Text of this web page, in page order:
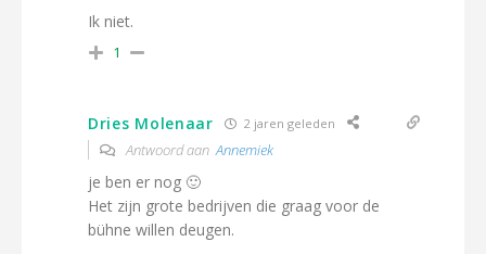
Ik niet.
1
Dries Molenaar 2 jaren geleden
Antwoord aanAnnemiek
je ben er nog 🙂
Het zijn grote bedrijven die graag voor de
bühne willen deugen.